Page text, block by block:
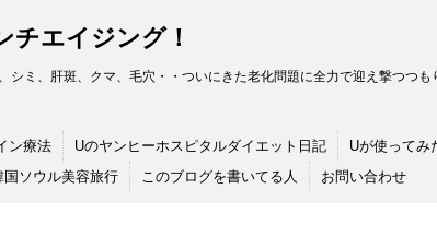
チエイジング！
ミ、肝斑、クマ、毛穴・・ついにきた老化問題に全力で迎え撃つつ
ン療法 Uのヤンヒーホスピタルダイエット日記 Uが使ってみ
国ソウル美容旅行 このブログを書いてる人 お問い合わせ